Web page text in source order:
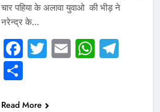
चार पहिया के अलावा युवाओ की भीड़ ने
नरेन्द्र के…
Facebook
Twitter
Email
Share
Read More